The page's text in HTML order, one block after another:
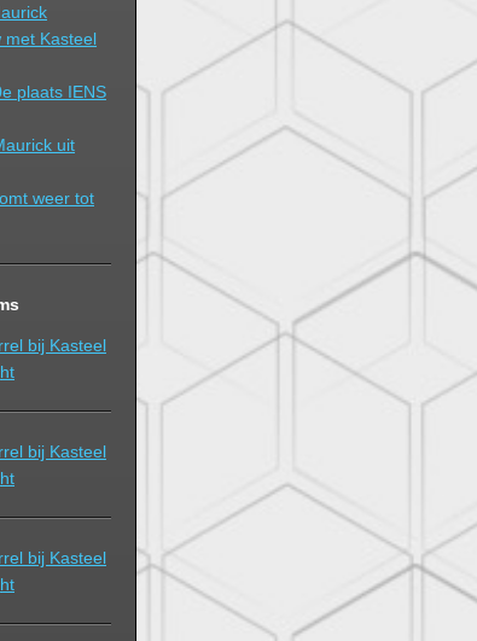
met Kasteel
plaats IENS
uit
weer tot
bij Kasteel
bij Kasteel
bij Kasteel